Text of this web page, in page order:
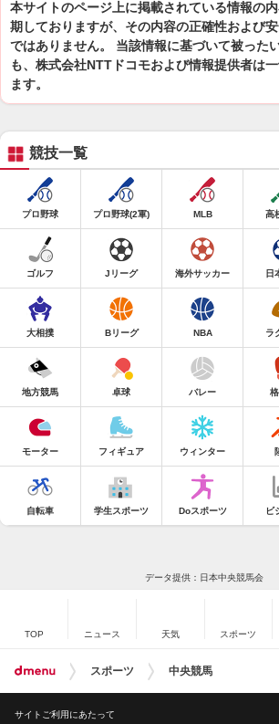
本サイトのページ上に掲載されている情報の
期しておりますが、その内容の正確性および
ではありません。 当該情報に基づいて被った
も、株式会社NTTドコモおよび情報提供者は
ます。
競技一覧
プロ野球 プロ野球(2軍) MLB 高
ゴルフ Jリーグ 海外サッカー 日
大相撲 Bリーグ NBA ラ
地方競馬 卓球 バレー
モーター フィギュア ウィンター
自転車 学生スポーツ Doスポーツ ビ
データ提供：日本中央競馬会
TOP ニュース 天気 スポーツ
スポーツ 中央競馬
サイトご利用にあたって